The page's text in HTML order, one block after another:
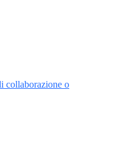
collaborazione o